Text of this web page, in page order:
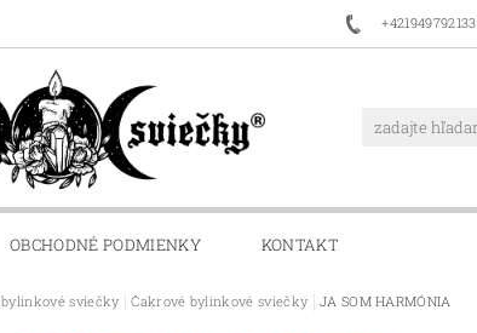
+421949792133
OBCHODNÉ PODMIENKY KONTAKT
sviečky Čakrové bylinkové sviečky JA SOM HARMÓNIA